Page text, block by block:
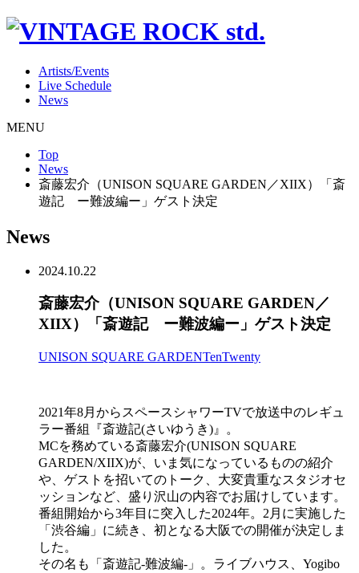
Artists/Events
Live Schedule
News
MENU
Top
News
斎藤宏介（UNISON SQUARE GARDEN／XIIX）「斎
遊記 ー難波編ー」ゲスト決定
News
2024.10.22
斎藤宏介（UNISON SQUARE GARDEN／
XIIX）「斎遊記 ー難波編ー」ゲスト決定
UNISON SQUARE GARDENTenTwenty
2021年8月からスペースシャワーTVで放送中のレギュ
ラー番組『斎遊記(さいゆうき)』。
MCを務めている斎藤宏介(UNISON SQUARE
GARDEN/XIIX)が、いま気になっているものの紹介
や、ゲストを招いてのトーク、大変貴重なスタジオセ
ッションなど、盛り沢山の内容でお届けしています。
番組開始から3年目に突入した2024年。2月に実施した
「渋谷編」に続き、初となる大阪での開催が決定しま
した。
その名も「斎遊記-難波編-」。ライブハウス、Yogibo